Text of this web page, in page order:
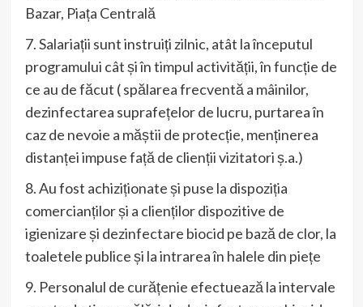
Bazar, Piața Centrală
7. Salariații sunt instruiți zilnic, atât la începutul
programului cât și în timpul activității, în funcție de
ce au de făcut ( spălarea frecventă a mâinilor,
dezinfectarea suprafețelor de lucru, purtarea în
caz de nevoie a măștii de protecție, menținerea
distanței impuse față de clienții vizitatori ș.a.)
8. Au fost achiziționate și puse la dispoziția
comercianților și a clienților dispozitive de
igienizare și dezinfectare biocid pe bază de clor, la
toaletele publice și la intrarea în halele din piețe
9. Personalul de curățenie efectuează la intervale